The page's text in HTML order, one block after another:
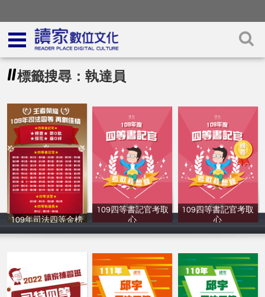
標籤搜尋：執達員
109年司法四等金榜
讀家補習班
109四等書記官考取
心
讀家補習班
109四等書記官考取
心
讀家補習班